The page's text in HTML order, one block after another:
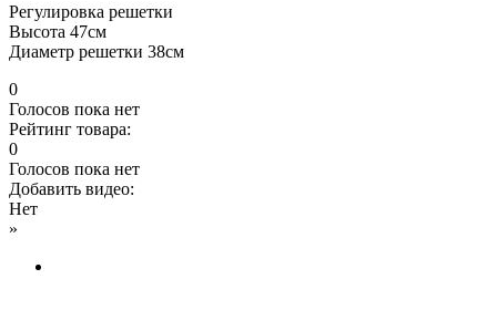
Регулировка решетки
Высота 47см
Диаметр решетки 38см
0
Голосов пока нет
Рейтинг товара:
0
Голосов пока нет
Добавить видео:
Нет
»